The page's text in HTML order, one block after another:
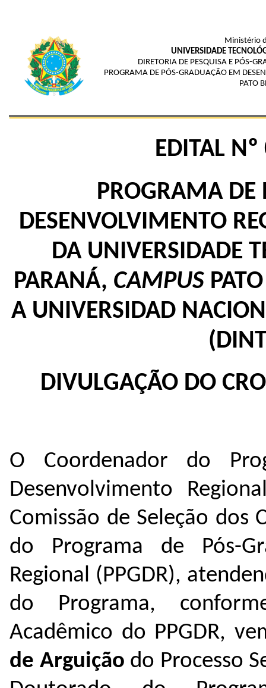
Ministério
UNIVERSIDADE
DIRETORIA DE PESQUISA E PÓS-
PROGRAMA DE PÓS-GRADUAÇÃO EM
PATO
EDITAL
PROGRAMA DE
DESENVOLVIMENTO
DA UNIVERSIDADE
PARANÁ, CAMPUS
A UNIVERSIDAD
DIVULGAÇÃO DO
O Coordenador do
Desenvolvimento
Comissão de Seleção dos
do Programa de Pós-
Regional (PPGDR),
do Programa,
Acadêmico do PPGDR,
de Arguição do Processo